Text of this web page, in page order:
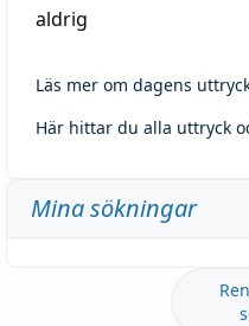
aldrig
Läs mer om dagens
Här hittar du alla uttryck
Mina sökningar